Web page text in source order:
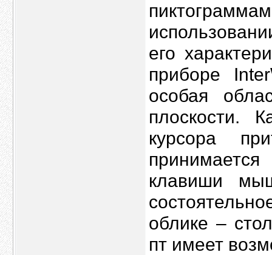
его
приборе
особая
плоскости.
курсора
клавиши
облике –
пт имеет